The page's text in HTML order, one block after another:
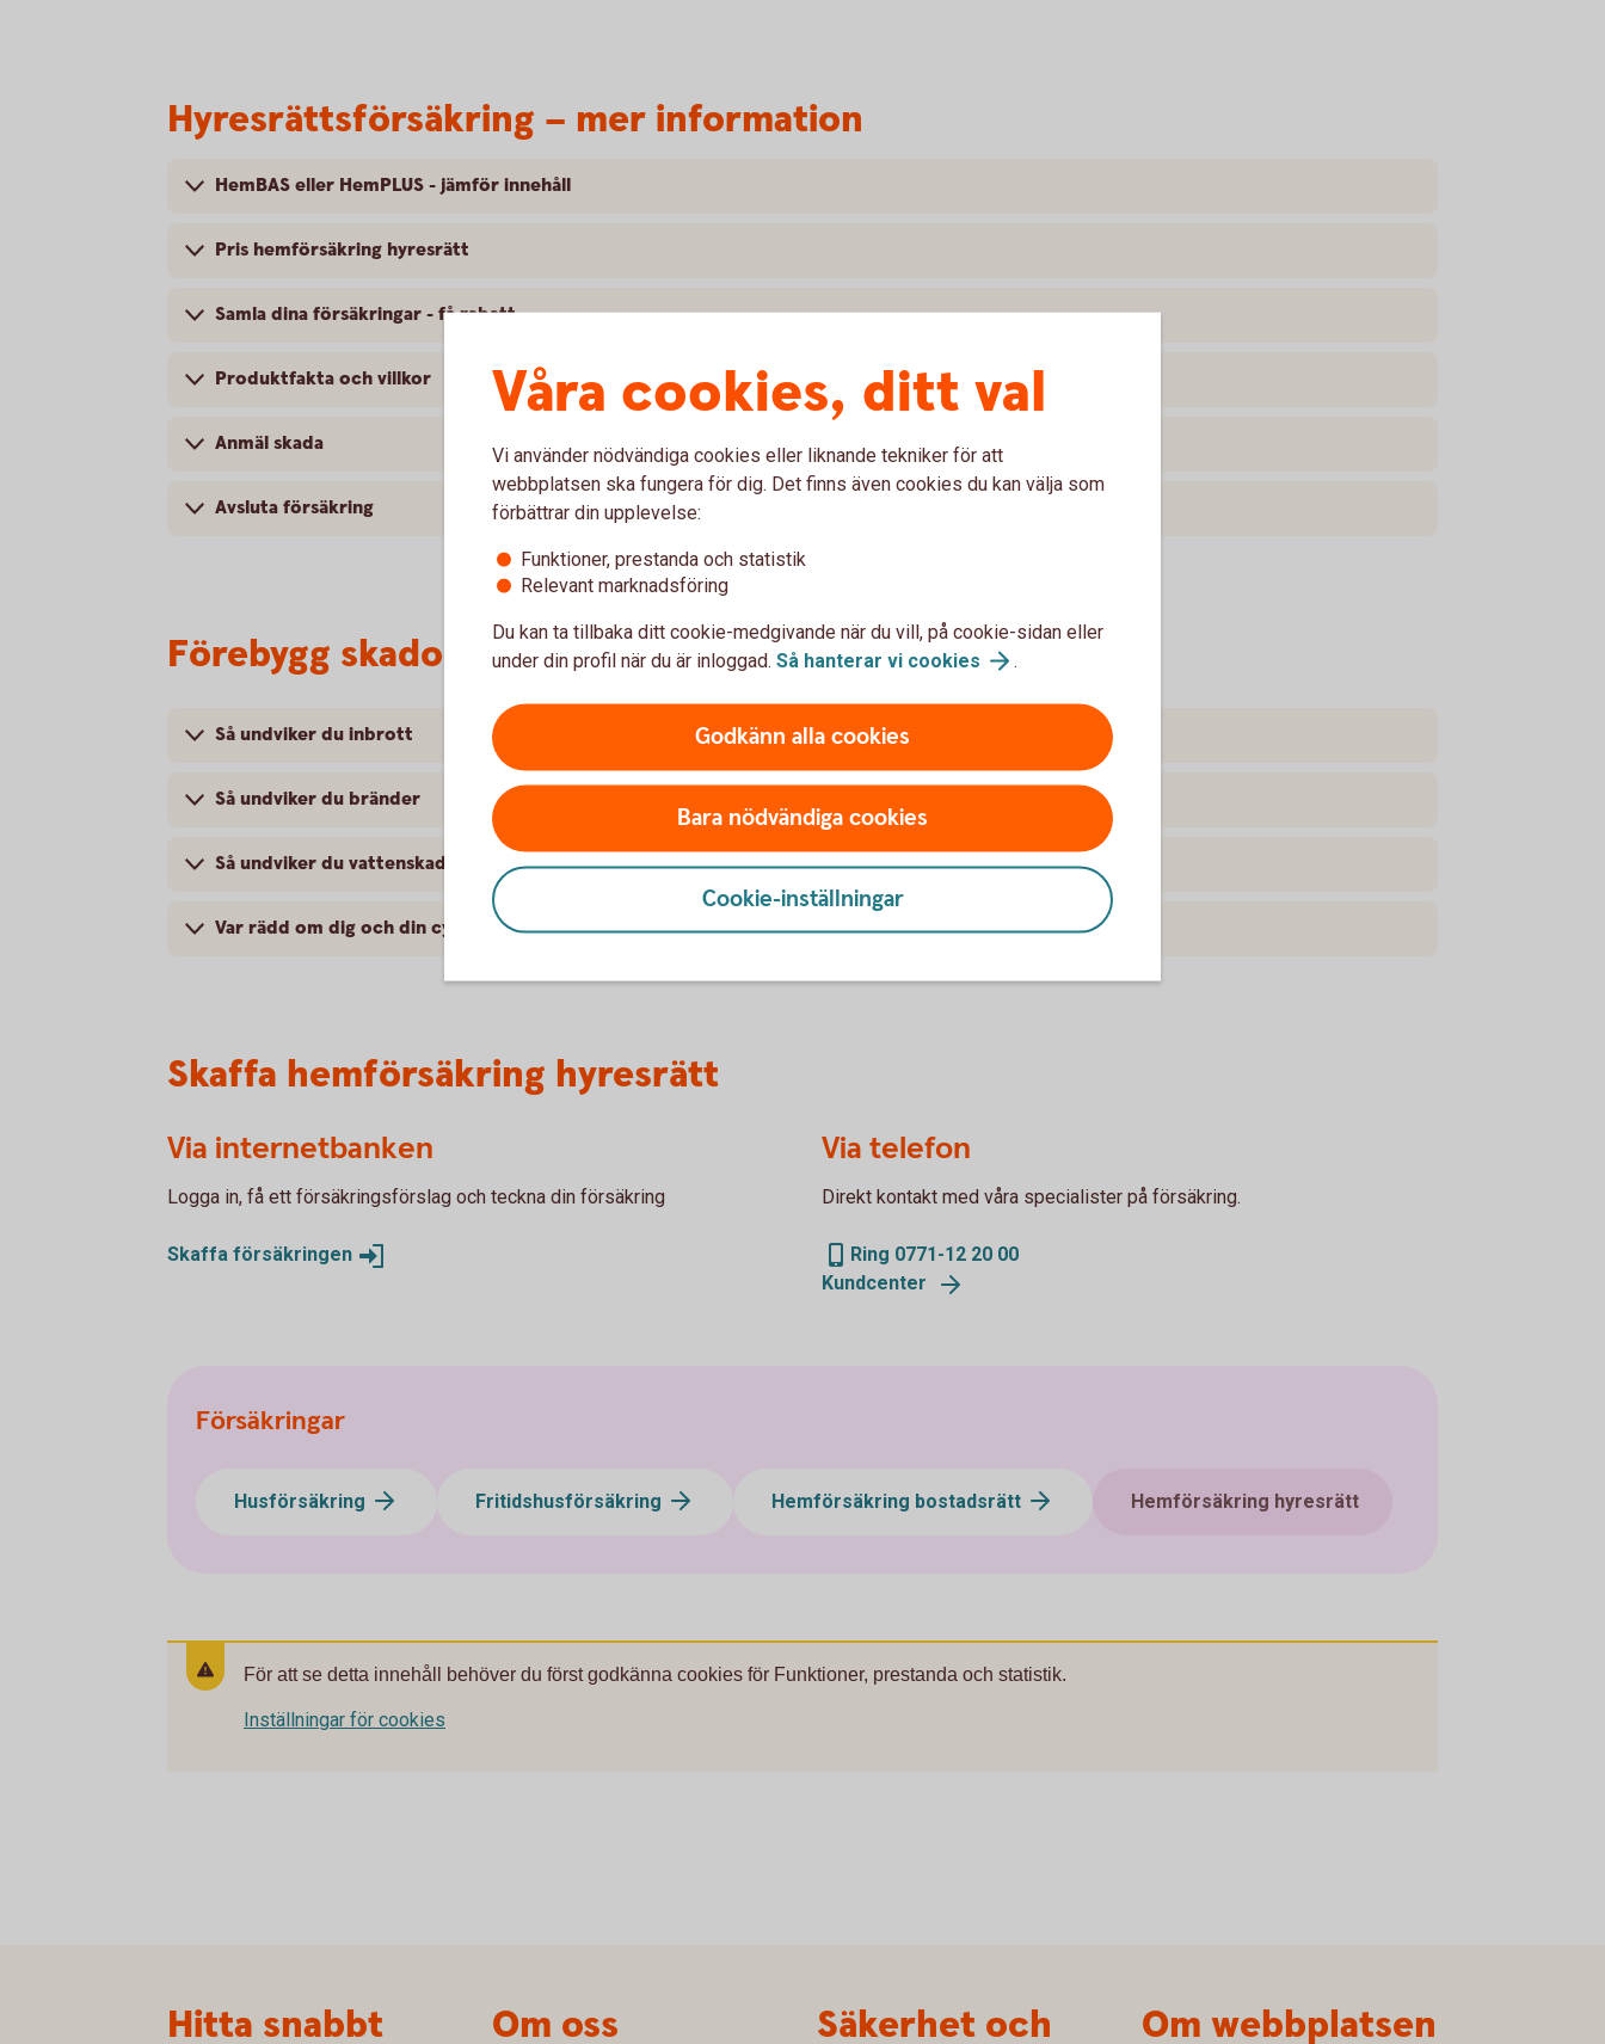
Hyresrättsförsäkring – mer information
HemBAS eller HemPLUS - jämför innehåll
Pris hemförsäkring hyresrätt
Samla dina försäkringar - få rabatt
Produktfakta och villkor
Anmäl skada
Avsluta försäkring
Förebygg skador
Så undviker du inbrott
Så undviker du bränder
Så undviker du vattenskador
Var rädd om dig och din cykel
Skaffa hemförsäkring hyresrätt
Via internetbanken
Logga in, få ett försäkringsförslag och teckna din försäkring
Skaffa försäkringen
Via telefon
Direkt kontakt med våra specialister på försäkring.
Ring 0771-12 20 00
Kundcenter
Försäkringar
Husförsäkring Fritidshusförsäkring Hemförsäkring bostadsrätt Hemförsäkring hyresrätt
För att se detta innehåll behöver du först godkänna cookies för Funktioner, prestanda och statistik.
Inställningar för cookies
Våra cookies, ditt val
Vi använder nödvändiga cookies eller liknande tekniker för att
webbplatsen ska fungera för dig. Det finns även cookies du kan välja som
förbättrar din upplevelse:
Funktioner, prestanda och statistik
Relevant marknadsföring
Du kan ta tillbaka ditt cookie-medgivande när du vill, på cookie-sidan eller
under din profil när du är inloggad. Så hanterar vi cookies .
Godkänn alla cookies
Bara nödvändiga cookies
Cookie-inställningar
Hitta snabbt Om oss Säkerhet och Om webbplatsen